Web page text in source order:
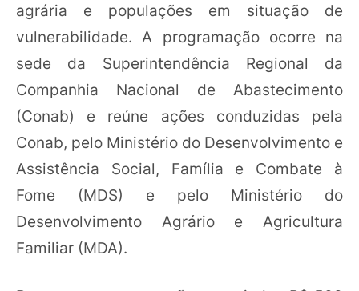
agrária e populações em situação de
vulnerabilidade. A programação ocorre na
sede da Superintendência Regional da
Companhia Nacional de Abastecimento
(Conab) e reúne ações conduzidas pela
Conab, pelo Ministério do Desenvolvimento e
Assistência Social, Família e Combate à
Fome (MDS) e pelo Ministério do
Desenvolvimento Agrário e Agricultura
Familiar (MDA).